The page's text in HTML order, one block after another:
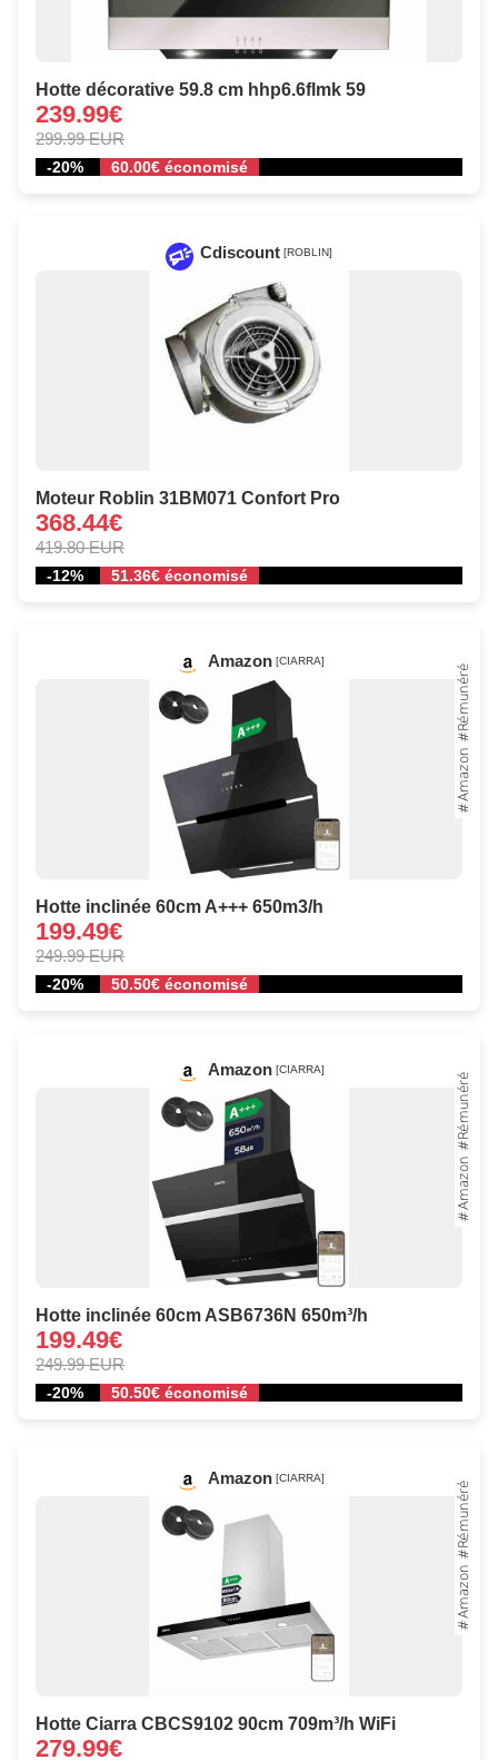
Hotte décorative 59.8 cm hhp6.6flmk 59
239.99€
299.99 EUR
-20% 60.00€ économisé
Cdiscount [ROBLIN]
Moteur Roblin 31BM071 Confort Pro
368.44€
419.80 EUR
-12% 51.36€ économisé
Amazon [CIARRA]
Hotte inclinée 60cm A+++ 650m3/h
199.49€
249.99 EUR
-20% 50.50€ économisé
Amazon [CIARRA]
Hotte inclinée 60cm ASB6736N 650m³/h
199.49€
249.99 EUR
-20% 50.50€ économisé
Amazon [CIARRA]
Hotte Ciarra CBCS9102 90cm 709m³/h WiFi
279.99€